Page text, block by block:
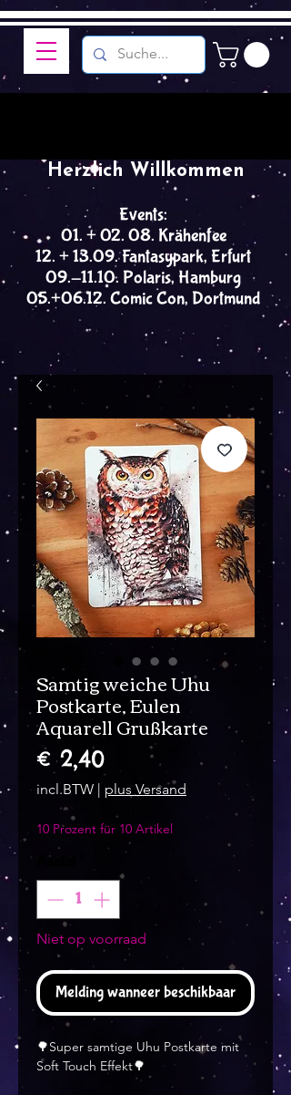
Events:
01. + 02. 08. Krähenfee
12. + 13.09. Fantasypark, Erfurt
09.-11.10. Polaris, Hamburg
05.+06.12. Comic Con, Dortmund
Herzlich Willkommen
Samtig weiche Uhu
Postkarte, Eulen
Aquarell Grußkarte
€ 2,40Prijs
incl.BTW | plus Versand
10 Prozent für 10 Artikel
Aantal
Niet op voorraad
Melding wanneer beschikbaar
🌳Super samtige Uhu Postkarte mit
Soft Touch Effekt🌳